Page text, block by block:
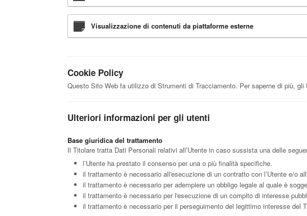
Visualizzazione di contenuti da piattaforme esterne
Cookie Policy
Questo Sito Web fa utilizzo di Strumenti di Tracciamento. Per saperne di più,
Ulteriori informazioni per gli utenti
Base giuridica del trattamento
Il Titolare tratta Dati Personali relativi all’Utente in caso sussista una delle
l’Utente ha prestato il consenso per una o più finalità specifiche.
il trattamento è necessario all'esecuzione di un contratto con l’Utente e/o
il trattamento è necessario per adempiere un obbligo legale al quale è
il trattamento è necessario per l'esecuzione di un compito di interesse
il trattamento è necessario per il perseguimento del legittimo interesse del